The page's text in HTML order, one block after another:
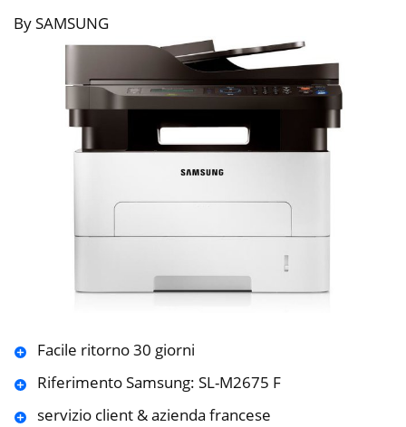
By SAMSUNG
Facile ritorno 30 giorni
Riferimento Samsung: SL-M2675 F
servizio client & azienda francese